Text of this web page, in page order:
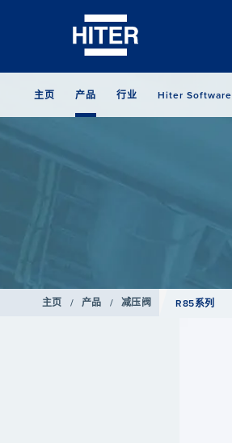
主页 产品 行业 Hiter Software
主页 / 产品 / 减压阀 R85系列